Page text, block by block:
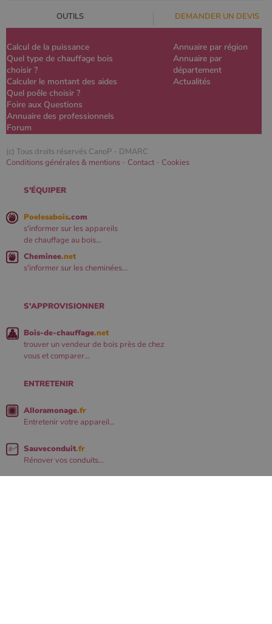
OUTILS DEMANDER UN DEVIS
Calcul de la puissance
Quel type de chauffage bois
choisir ?
Calculer le montant des aides
Quel poêle choisir ?
Foire aux Questions
Annuaire des professionnels
Forum
Annuaire par région
Annuaire par
département
Actualités
(c) Tous droits réservés CanoP - DMARC
Conditions générales & mentions - Contact - Cookies
S'ÉQUIPER
Poelesabois.com
s'informer sur les appareils
de chauffage au bois...
Cheminee.net
s'informer sur les cheminées...
S'APPROVISIONNER
Bois-de-chauffage.net
trouver un vendeur de bois près de chez
vous et comparer...
ENTRETENIR
Alloramonage.fr
Entretenir votre appareil...
Sauveconduit.fr
Rénover vos conduits...